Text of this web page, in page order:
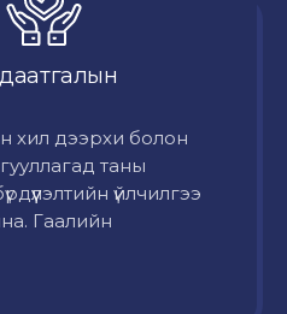
хил дээрхи болон
таны
үйлчилгээ
Гаалийн